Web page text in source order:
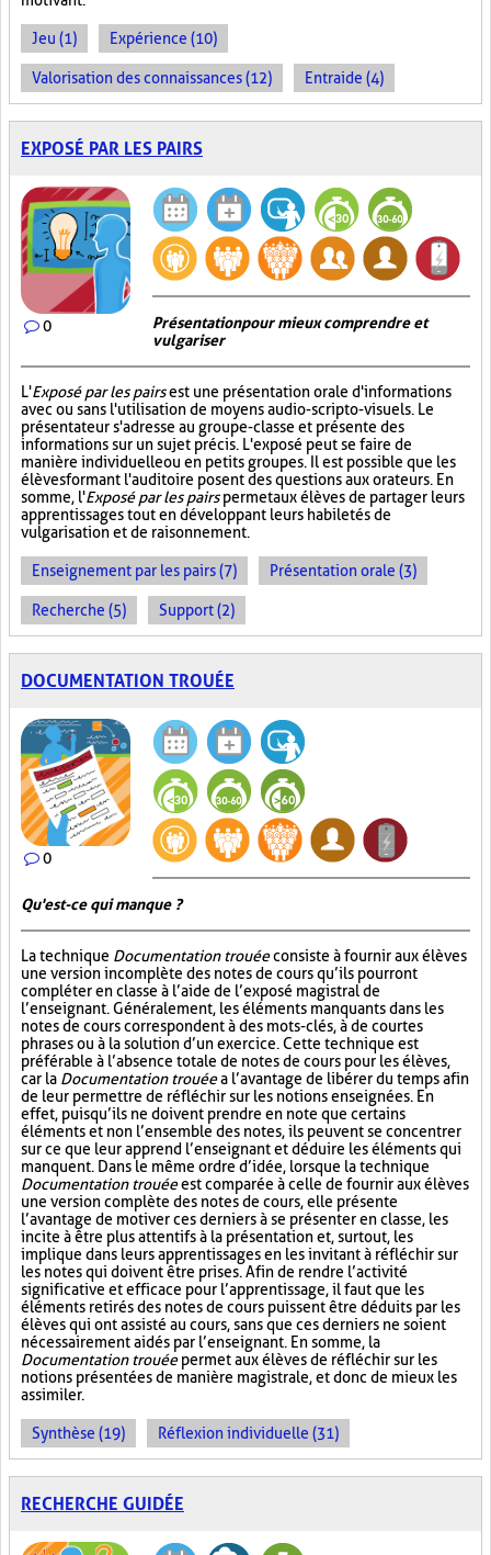
Jeu (1) Expérience (10)
Valorisation des connaissances (12) Entraide (4)
EXPOSÉ PAR LES PAIRS
0
Présentation pour mieux comprendre et
vulgariser
L'Exposé par les pairsest une présentation orale d'informations
avec ou sans l'utilisation de moyens audio-scripto-visuels. Le
présentateur s'adresse au groupe-classe et présente des
informations sur un sujet précis. L'exposé peut se faire de
manière individuelle ou en petits groupes. Il est possible que les
élèves formant l'auditoire posent des questions aux orateurs. En
somme, l'Exposé par les pairspermet aux élèves de partager leurs
apprentissages tout en développant leurs habiletés de
vulgarisation et de raisonnement.
Enseignement par les pairs (7) Présentation orale (3)
Recherche (5) Support (2)
DOCUMENTATION TROUÉE
0
Qu'est-ce qui manque ?
La technique Documentation trouéeconsiste à fournir aux élèves
une version incomplète des notes de cours qu’ils pourront
compléter en classe à l’aide de l’exposé magistral de
l’enseignant. Généralement, les éléments manquants dans les
notes de cours correspondent à des mots-clés, à de courtes
phrases ou à la solution d’un exercice. Cette technique est
préférable à l’absence totale de notes de cours pour les élèves,
car la Documentation trouéea l’avantage de libérer du temps afin
de leur permettre de réfléchir sur les notions enseignées. En
effet, puisqu’ils ne doivent prendre en note que certains
éléments et non l’ensemble des notes, ils peuvent se concentrer
sur ce que leur apprend l’enseignant et déduire les éléments qui
manquent. Dans le même ordre d’idée, lorsque la technique
Documentation trouéeest comparée à celle de fournir aux élèves
une version complète des notes de cours, elle présente
l’avantage de motiver ces derniers à se présenter en classe, les
incite à être plus attentifs à la présentation et, surtout, les
implique dans leurs apprentissages en les invitant à réfléchir sur
les notes qui doivent être prises. Afin de rendre l’activité
significative et efficace pour l’apprentissage, il faut que les
éléments retirés des notes de cours puissent être déduits par les
élèves qui ont assisté au cours, sans que ces derniers ne soient
nécessairement aidés par l’enseignant. En somme, la
Documentation trouéepermet aux élèves de réfléchir sur les
notions présentées de manière magistrale, et donc de mieux les
assimiler.
Synthèse (19) Réflexion individuelle (31)
RECHERCHE GUIDÉE